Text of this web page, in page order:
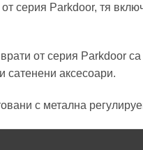
серия Parkdoor, тя
от серия Parkdoor
сатенени аксесоари.
с метална